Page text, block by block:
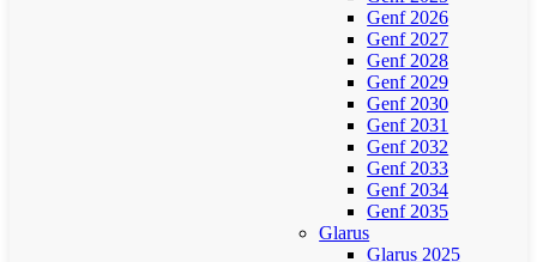
Genf 2026
Genf 2027
Genf 2028
Genf 2029
Genf 2030
Genf 2031
Genf 2032
Genf 2033
Genf 2034
Genf 2035
Glarus
Glarus 2025